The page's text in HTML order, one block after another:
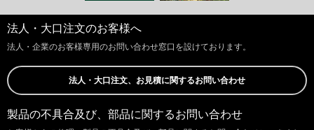
法人・大口注文のお客様へ
法人・企業のお客様専用のお問い合わせ窓口を設けております。
法人・大口注文、お見積に関するお問い合わせ
製品の不具合及び、部品に関するお問い合わせ